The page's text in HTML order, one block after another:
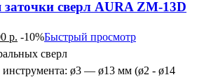
сверл AURA ZM-13D
р. -10%Быстрый просмотр
сверл
инструмента: ø3 — ø13 мм (ø2 - ø14